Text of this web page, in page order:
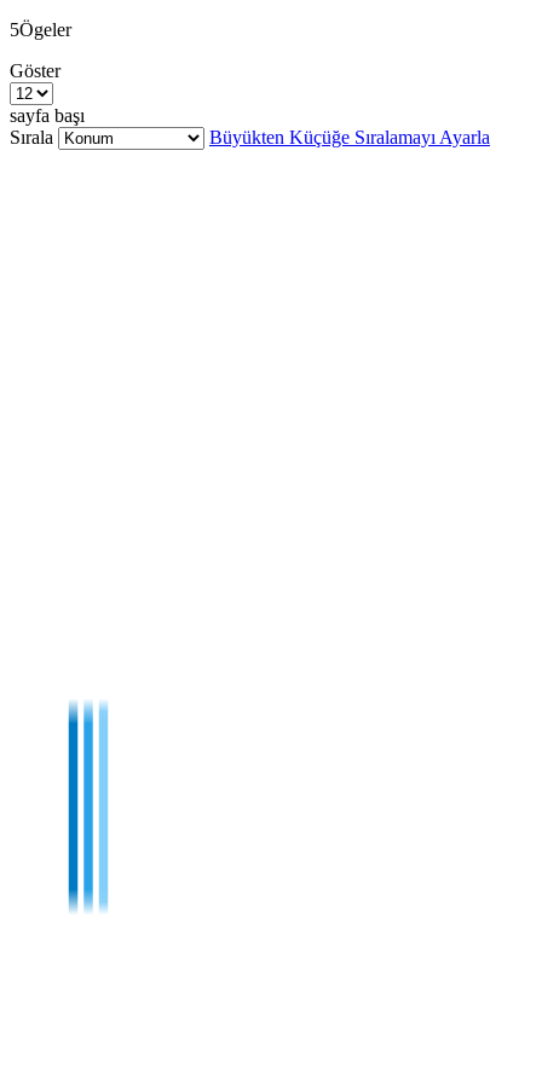
5Ögeler
Göster
sayfa başı
Sırala
Büyükten Küçüğe Sıralamayı Ayarla